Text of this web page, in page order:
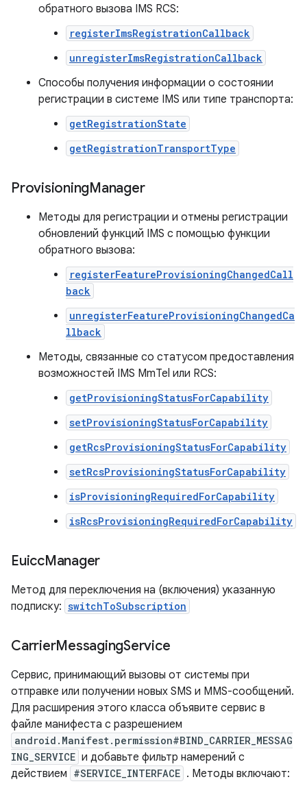
обратного вызова IMS RCS:
registerImsRegistrationCallback
unregisterImsRegistrationCallback
Способы получения информации о состоянии
регистрации в системе IMS или типе транспорта:
getRegistrationState
getRegistrationTransportType
ProvisioningManager
Методы для регистрации и отмены регистрации
обновлений функций IMS с помощью функции
обратного вызова:
registerFeatureProvisioningChangedCall
back
unregisterFeatureProvisioningChangedCa
llback
Методы, связанные со статусом предоставления
возможностей IMS MmTel или RCS:
getProvisioningStatusForCapability
setProvisioningStatusForCapability
getRcsProvisioningStatusForCapability
setRcsProvisioningStatusForCapability
isProvisioningRequiredForCapability
isRcsProvisioningRequiredForCapability
EuiccManager
Метод для переключения на (включения) указанную
подписку: switchToSubscription
CarrierMessagingService
Сервис, принимающий вызовы от системы при
отправке или получении новых SMS и MMS-сообщений.
Для расширения этого класса объявите сервис в
файле манифеста с разрешением
android.Manifest.permission#BIND_CARRIER_MESSAG
ING_SERVICE и добавьте фильтр намерений с
действием #SERVICE_INTERFACE . Методы включают: